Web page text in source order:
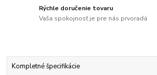
Rýchle doručenie tovaru
Vaša spokojnosť je pre nás prvoradá
Kompletné špecifikácie